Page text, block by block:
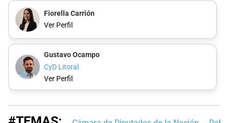
Fiorella Carrión
Ver Perfil
Gustavo Ocampo
CyD Litoral
Ver Perfil